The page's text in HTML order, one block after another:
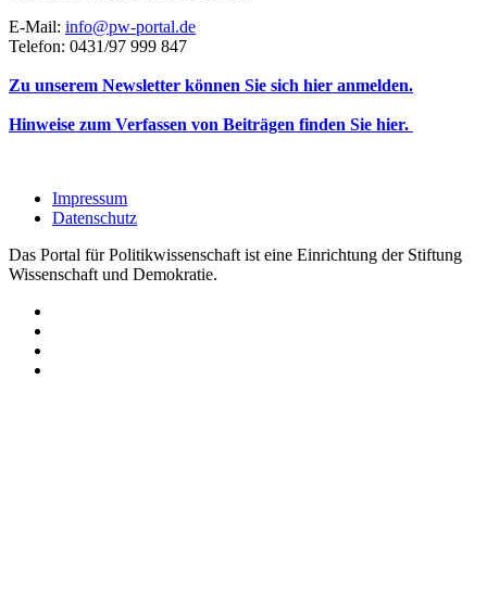
E-Mail: info@pw-portal.de
Telefon: 0431/97 999 847
Zu unserem Newsletter können Sie sich hier anmelden.
Hinweise zum Verfassen von Beiträgen finden Sie hier.
Impressum
Datenschutz
Das Portal für Politikwissenschaft ist eine Einrichtung der Stiftung
Wissenschaft und Demokratie.